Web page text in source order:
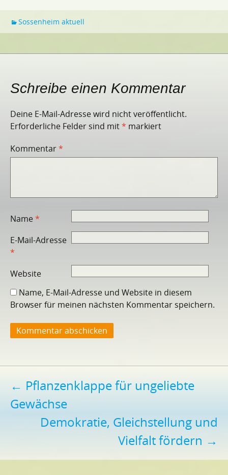
Sossenheim aktuell
Schreibe einen Kommentar
Deine E-Mail-Adresse wird nicht veröffentlicht.
Erforderliche Felder sind mit* markiert
Kommentar*
Name*
E-Mail-Adresse
*
Website
Name, E-Mail-Adresse und Website in diesem
Browser für meinen nächsten Kommentar speichern.
Beitragsnavigation
← Pflanzenklappe für ungeliebte
Gewächse
Demokratie, Gleichstellung und
Vielfalt fördern →